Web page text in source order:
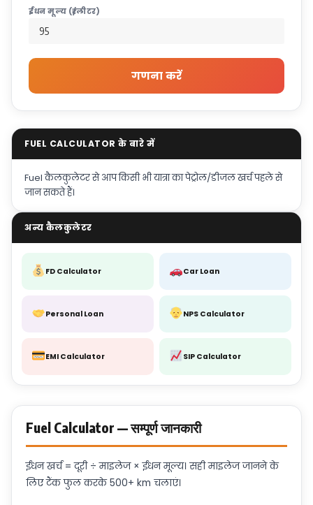
ईंधन मूल्य (₹/लीटर)
गणना करें
FUEL CALCULATOR के बारे में
Fuel कैलकुलेटर से आप किसी भी यात्रा का पेट्रोल/डीजल खर्च पहले से
जान सकते हैं।
अन्य कैलकुलेटर
FD Calculator Car Loan
Personal Loan NPS Calculator
EMI Calculator SIP Calculator
Fuel Calculator — सम्पूर्ण जानकारी
ईंधन खर्च = दूरी ÷ माइलेज × ईंधन मूल्य। सही माइलेज जानने के
लिए टैंक फुल करके 500+ km चलाएं।